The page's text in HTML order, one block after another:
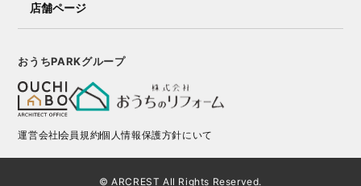
店舗ページ
おうちPARKグループ
運営会社会員規約個人情報保護方針にいて
© ARCREST All Rights Reserved.